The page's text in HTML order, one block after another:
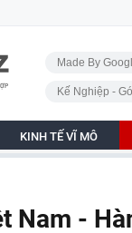
Made By
Kế Nghiệp -
KINH TẾ VĨ MÔ
Nam -